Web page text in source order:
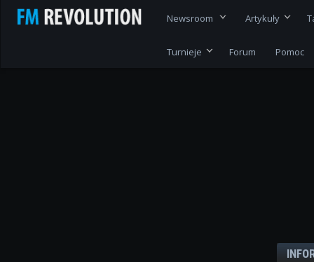
Newsroom Artykuły
Turnieje Forum Pomoc